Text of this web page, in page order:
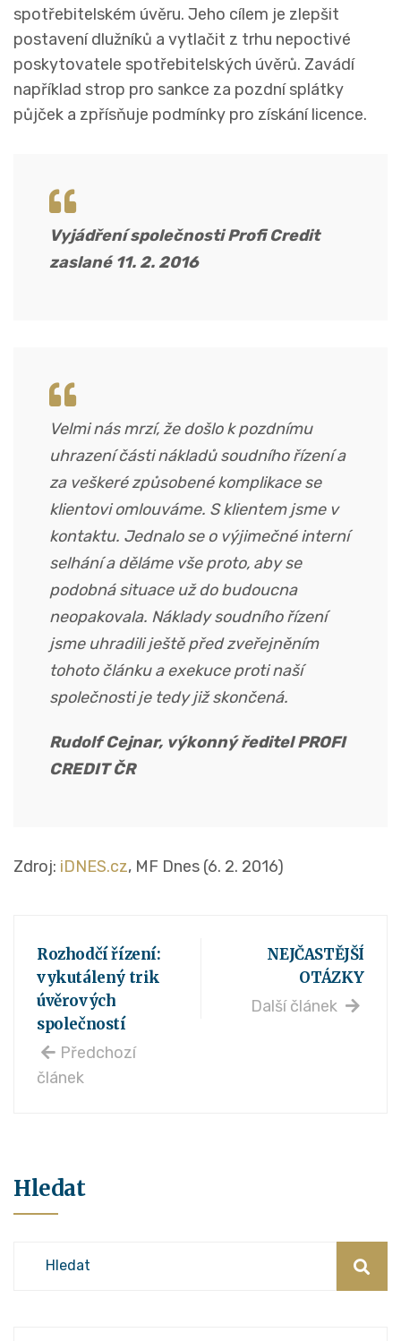
spotřebitelském úvěru. Jeho cílem je zlepšit
postavení dlužníků a vytlačit z trhu nepoctivé
poskytovatele spotřebitelských úvěrů. Zavádí
například strop pro sankce za pozdní splátky
půjček a zpřísňuje podmínky pro získání licence.
Vyjádření společnosti Profi Credit
zaslané 11. 2. 2016
Velmi nás mrzí, že došlo k pozdnímu
uhrazení části nákladů soudního řízení a
za veškeré způsobené komplikace se
klientovi omlouváme. S klientem jsme v
kontaktu. Jednalo se o výjimečné interní
selhání a děláme vše proto, aby se
podobná situace už do budoucna
neopakovala. Náklady soudního řízení
jsme uhradili ještě před zveřejněním
tohoto článku a exekuce proti naší
společnosti je tedy již skončená.
Rudolf Cejnar, výkonný ředitel PROFI
CREDIT ČR
Zdroj: iDNES.cz, MF Dnes (6. 2. 2016)
Rozhodčí řízení:
vykutálený trik
úvěrových
společností
Předchozí
článek
NEJČASTĚJŠÍ
OTÁZKY
Další článek
Hledat